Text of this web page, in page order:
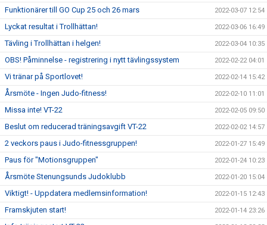
Funktionärer till GO Cup 25 och 26 mars 2022-03-07 12:54
Lyckat resultat i Trollhättan! 2022-03-06 16:49
Tävling i Trollhättan i helgen! 2022-03-04 10:35
OBS! Påminnelse - registrering i nytt tävlingssystem 2022-02-22 04:01
Vi tränar på Sportlovet! 2022-02-14 15:42
Årsmöte - Ingen Judo-fitness! 2022-02-10 11:01
Missa inte! VT-22 2022-02-05 09:50
Beslut om reducerad träningsavgift VT-22 2022-02-02 14:57
2 veckors paus i Judo-fitnessgruppen! 2022-01-27 15:49
Paus för "Motionsgruppen" 2022-01-24 10:23
Årsmöte Stenungsunds Judoklubb 2022-01-20 15:04
Viktigt! - Uppdatera medlemsinformation! 2022-01-15 12:43
Framskjuten start! 2022-01-14 23:26